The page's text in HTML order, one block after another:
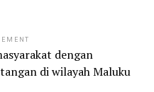
dengan
di wilayah Maluku